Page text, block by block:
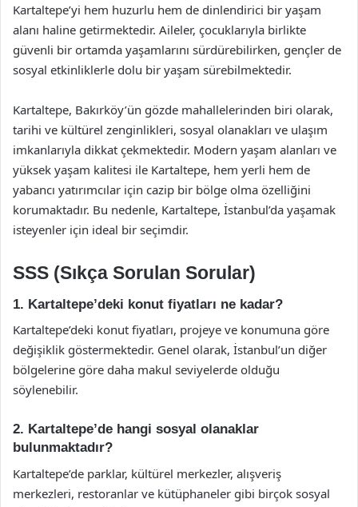
Kartaltepe’yi hem huzurlu hem de dinlendirici bir yaşam
alanı haline getirmektedir. Aileler, çocuklarıyla birlikte
güvenli bir ortamda yaşamlarını sürdürebilirken, gençler de
sosyal etkinliklerle dolu bir yaşam sürebilmektedir.
Kartaltepe, Bakırköy’ün gözde mahallelerinden biri olarak,
tarihi ve kültürel zenginlikleri, sosyal olanakları ve ulaşım
imkanlarıyla dikkat çekmektedir. Modern yaşam alanları ve
yüksek yaşam kalitesi ile Kartaltepe, hem yerli hem de
yabancı yatırımcılar için cazip bir bölge olma özelliğini
korumaktadır. Bu nedenle, Kartaltepe, İstanbul’da yaşamak
isteyenler için ideal bir seçimdir.
SSS (Sıkça Sorulan Sorular)
1. Kartaltepe’deki konut fiyatları ne kadar?
Kartaltepe’deki konut fiyatları, projeye ve konumuna göre
değişiklik göstermektedir. Genel olarak, İstanbul’un diğer
bölgelerine göre daha makul seviyelerde olduğu
söylenebilir.
2. Kartaltepe’de hangi sosyal olanaklar
bulunmaktadır?
Kartaltepe’de parklar, kültürel merkezler, alışveriş
merkezleri, restoranlar ve kütüphaneler gibi birçok sosyal